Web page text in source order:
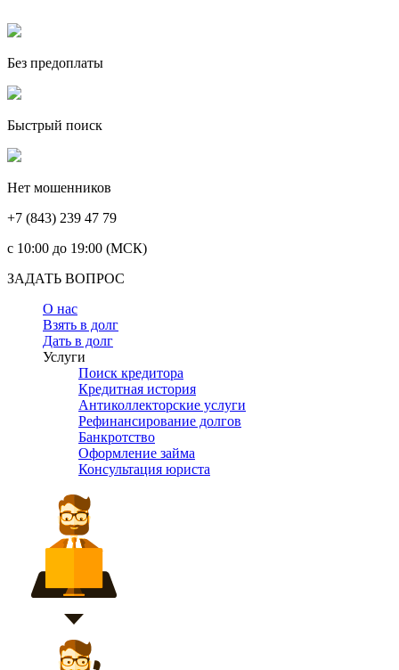
Без предоплаты
Быстрый поиск
Нет мошенников
+7 (843) 239 47 79
c 10:00 до 19:00 (МСК)
ЗАДАТЬ ВОПРОС
О нас
Взять в долг
Дать в долг
Услуги
Поиск кредитора
Кредитная история
Антиколлекторские услуги
Рефинансирование долгов
Банкротство
Оформление займа
Консультация юриста